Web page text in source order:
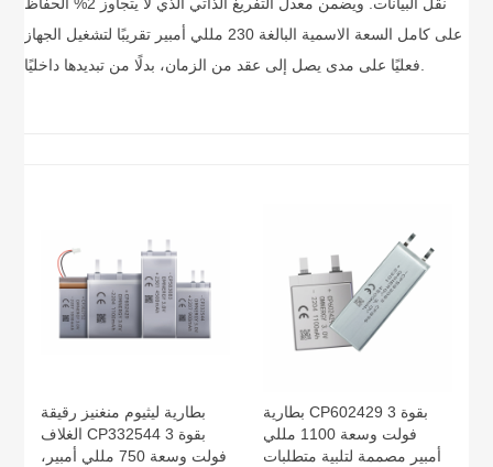
على كامل السعة الاسمية البالغة 230 مللي أمبير تقريبًا لتشغيل الجهاز
بطارية ليثيوم منغنيز رقيقة
الغلاف CP332544 بقوة 3
فولت وسعة 750 مللي أمبير،
بطارية CP602429 بقوة 3
فولت وسعة 1100 مللي
أمبير مصممة لتلبية متطلبات